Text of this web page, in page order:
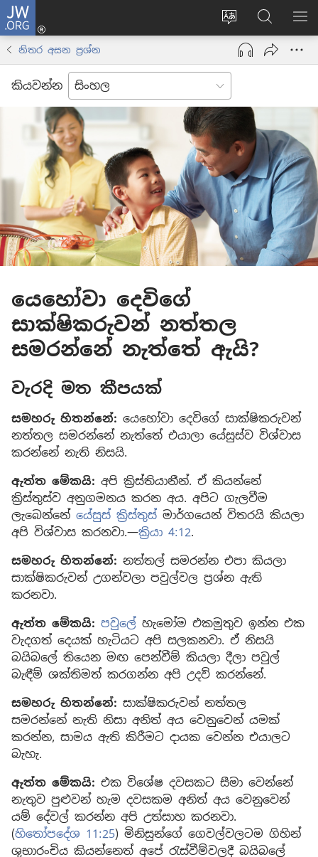
JW.ORG
Change
site
language
ලොගින්
(opens
window)
JW.ORG
වෙබ්
අඩවියෙන්
නිතර අසන ප්‍රශ්න
කියවන්න
යෙහෝවා දෙවිගේ
සාක්ෂිකරුවන් නත්තල
සමරන්නේ නැත්තේ ඇයි?
වැරදි මත කීපයක්
සමහරු හිතන්නේ: යෙහෝවා දෙවිගේ සාක්ෂිකරුවන්
නත්තල සමරන්නේ නැත්තේ එයාලා යේසුස්ව විශ්වාස
කරන්නේ නැති නිසයි.
ඇත්ත මේකයි: අපි ක්‍රිස්තියානීන්. ඒ කියන්නේ
ක්‍රිස්තුස්ව අනුගමනය කරන අය. අපිට ගැලවීම
ලැබෙන්නේ යේසුස් ක්‍රිස්තුස් මාර්ගයෙන් විතරයි කියලා
අපි විශ්වාස කරනවා.—ක්‍රියා 4:12.
සමහරු හිතන්නේ: නත්තල් සමරන්න එපා කියලා
සාක්ෂිකරුවන් උගන්වලා පවුල්වල ප්‍රශ්න ඇති
කරනවා.
ඇත්ත මේකයි: පවුලේ හැමෝම එකමුතුව ඉන්න එක
වැදගත් දෙයක් හැටියට අපි සලකනවා. ඒ නිසයි
බයිබලේ තියෙන මඟ පෙන්වීම් කියලා දීලා පවුල්
බැඳීම් ශක්තිමත් කරගන්න අපි උදව් කරන්නේ.
සමහරු හිතන්නේ: සාක්ෂිකරුවන් නත්තල
සමරන්නේ නැති නිසා අනිත් අය වෙනුවෙන් යමක්
කරන්න, සාමය ඇති කිරීමට දායක වෙන්න එයාලට
බැහැ.
ඇත්ත මේකයි: එක විශේෂ දවසකට සීමා වෙන්නේ
නැතුව පුළුවන් හැම දවසකම අනිත් අය වෙනුවෙන්
යම් දේවල් කරන්න අපි උත්සාහ කරනවා.
(හිතෝපදේශ 11:25) මිනිසුන්ගේ ගෙවල්වලටම ගිහින්
ශුභාරංචිය කියන්නෙත් අපේ රැස්වීම්වලදී බයිබලේ